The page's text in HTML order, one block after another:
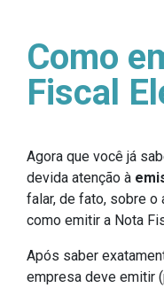
Como
Fiscal
Agora que você já
devida atenção à
falar, de fato, sobre o
como emitir a Nota
Após saber
empresa deve emitir